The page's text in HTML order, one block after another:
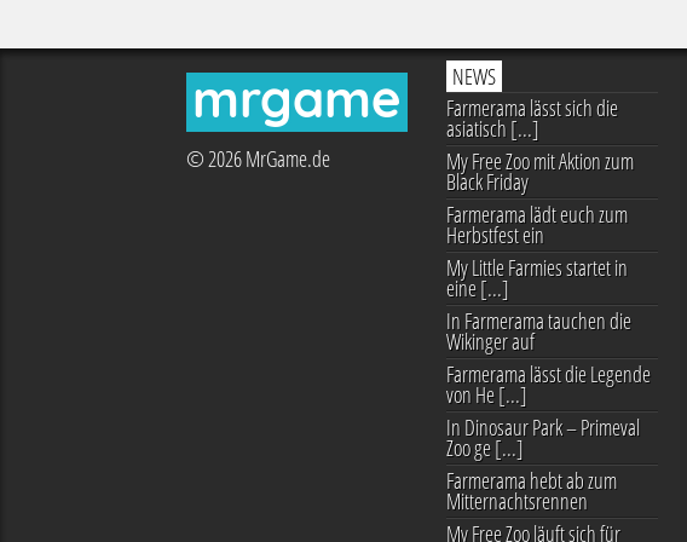
mrgame
© 2026 MrGame.de
NEWS
Farmerama lässt sich die
asiatisch [...]
My Free Zoo mit Aktion zum
Black Friday
Farmerama lädt euch zum
Herbstfest ein
My Little Farmies startet in
eine [...]
In Farmerama tauchen die
Wikinger auf
Farmerama lässt die Legende
von He [...]
In Dinosaur Park – Primeval
Zoo ge [...]
Farmerama hebt ab zum
Mitternachtsrennen
My Free Zoo läuft sich für